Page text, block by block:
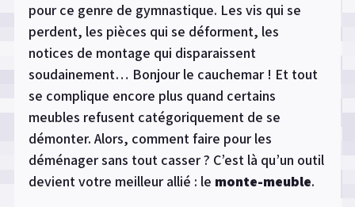
pour ce genre de gymnastique. Les vis qui se
perdent, les pièces qui se déforment, les
notices de montage qui disparaissent
soudainement… Bonjour le cauchemar ! Et tout
se complique encore plus quand certains
meubles refusent catégoriquement de se
démonter. Alors, comment faire pour les
déménager sans tout casser ? C’est là qu’un outil
devient votre meilleur allié : le monte-meuble.